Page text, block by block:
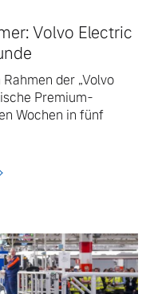
Volvo Electric
der „Volvo
Premium-
Wochen in fünf